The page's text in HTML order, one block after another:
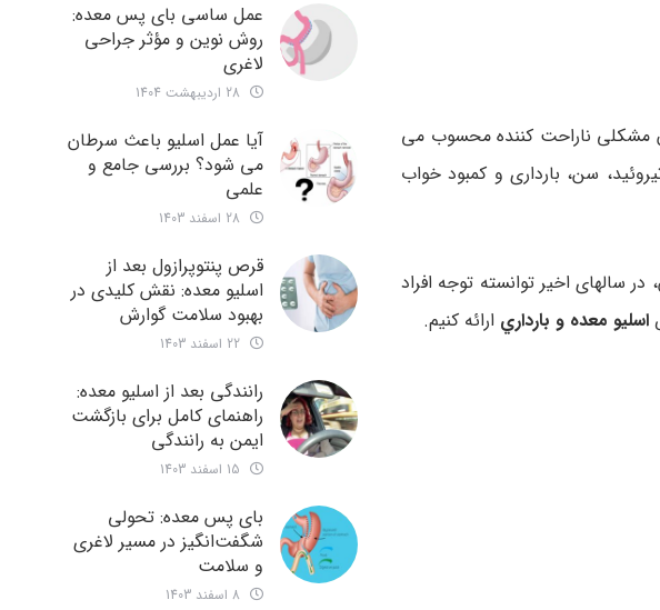
مشکلی ناراحت کننده محسوب می
سن، بارداری و کمبود خواب
سالهای اخیر توانسته توجه افراد
اسليو معده و بارداري ارائه کنیم.
عمل ساسی بای پس معده:
روش نوین و مؤثر جراحی
لاغری
آیا عمل اسلیو باعث سرطان
می شود؟ بررسی جامع و
علمی
قرص پنتوپرازول بعد از
اسلیو معده: نقش کلیدی در
بهبود سلامت گوارش
رانندگی بعد از اسلیو معده:
راهنمای کامل برای بازگشت
ایمن به رانندگی
بای پس معده: تحولی
شگفت‌انگیز در مسیر لاغری
و سلامت